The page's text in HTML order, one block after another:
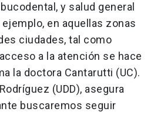
y salud general
en aquellas zonas
ciudades, tal como
a la atención se hace
la doctora Cantarutti (UC).
(UDD), asegura
buscaremos seguir